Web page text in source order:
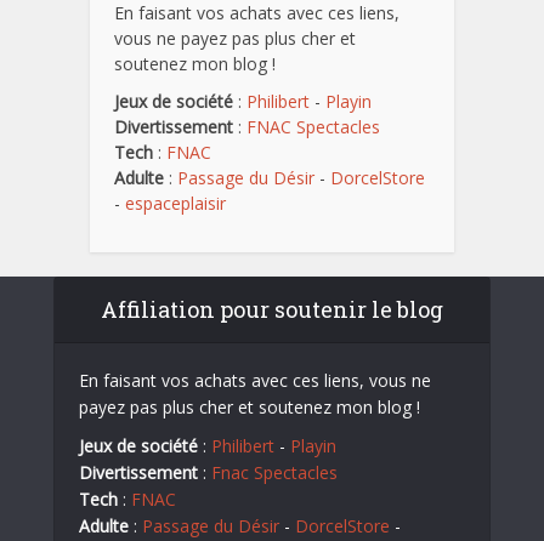
En faisant vos achats avec ces liens,
vous ne payez pas plus cher et
soutenez mon blog !
Jeux de société : Philibert - Playin
Divertissement : FNAC Spectacles
Tech : FNAC
Adulte : Passage du Désir - DorcelStore
- espaceplaisir
Affiliation pour soutenir le blog
En faisant vos achats avec ces liens, vous ne
payez pas plus cher et soutenez mon blog !
Jeux de société : Philibert - Playin
Divertissement : Fnac Spectacles
Tech : FNAC
Adulte : Passage du Désir - DorcelStore -